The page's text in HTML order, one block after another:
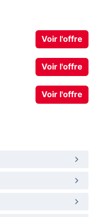
Voir l'offre
Voir l'offre
Voir l'offre